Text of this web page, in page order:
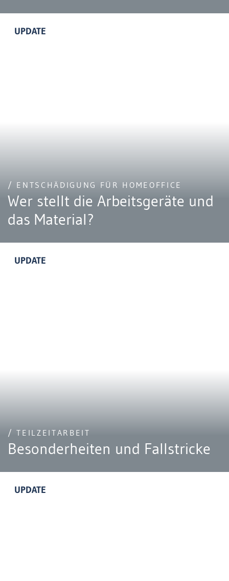
UPDATE
/ ENTSCHÄDIGUNG FÜR HOMEOFFICE
Wer stellt die Arbeitsgeräte und
das Material?
UPDATE
/ TEILZEITARBEIT
Besonderheiten und Fallstricke
UPDATE